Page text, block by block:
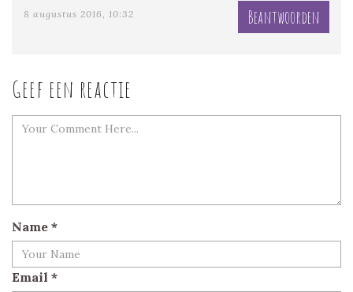
8 augustus 2016, 10:32 Beantwoorden
Geef een reactie
Name *
Email *